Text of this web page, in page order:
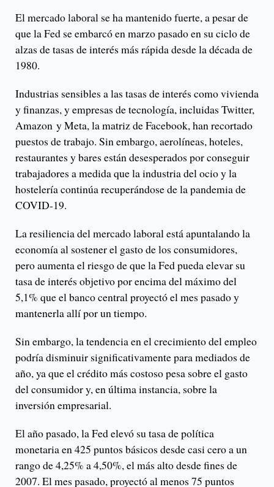
El mercado laboral se ha mantenido fuerte, a pesar de
que la Fed se embarcó en marzo pasado en su ciclo de
alzas de tasas de interés más rápida desde la década de
1980.
Industrias sensibles a las tasas de interés como vivienda
y finanzas, y empresas de tecnología, incluidas Twitter,
Amazon y Meta, la matriz de Facebook, han recortado
puestos de trabajo. Sin embargo, aerolíneas, hoteles,
restaurantes y bares están desesperados por conseguir
trabajadores a medida que la industria del ocio y la
hostelería continúa recuperándose de la pandemia de
COVID-19.
La resiliencia del mercado laboral está apuntalando la
economía al sostener el gasto de los consumidores,
pero aumenta el riesgo de que la Fed pueda elevar su
tasa de interés objetivo por encima del máximo del
5,1% que el banco central proyectó el mes pasado y
mantenerla allí por un tiempo.
Sin embargo, la tendencia en el crecimiento del empleo
podría disminuir significativamente para mediados de
año, ya que el crédito más costoso pesa sobre el gasto
del consumidor y, en última instancia, sobre la
inversión empresarial.
El año pasado, la Fed elevó su tasa de política
monetaria en 425 puntos básicos desde casi cero a un
rango de 4,25% a 4,50%, el más alto desde fines de
2007. El mes pasado, proyectó al menos 75 puntos